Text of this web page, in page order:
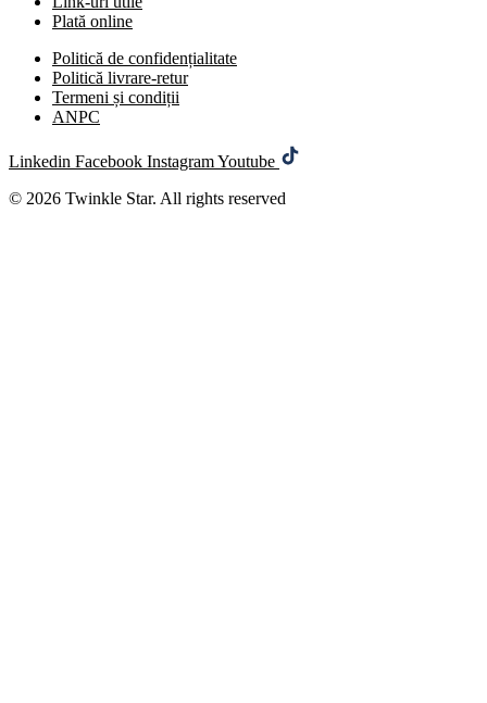
Plată online
Politică de confidențialitate
Politică livrare-retur
Termeni și condiții
ANPC
Linkedin Facebook InstagramYoutube
© 2026 Twinkle Star. All rights reserved